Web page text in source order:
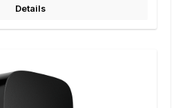
Details